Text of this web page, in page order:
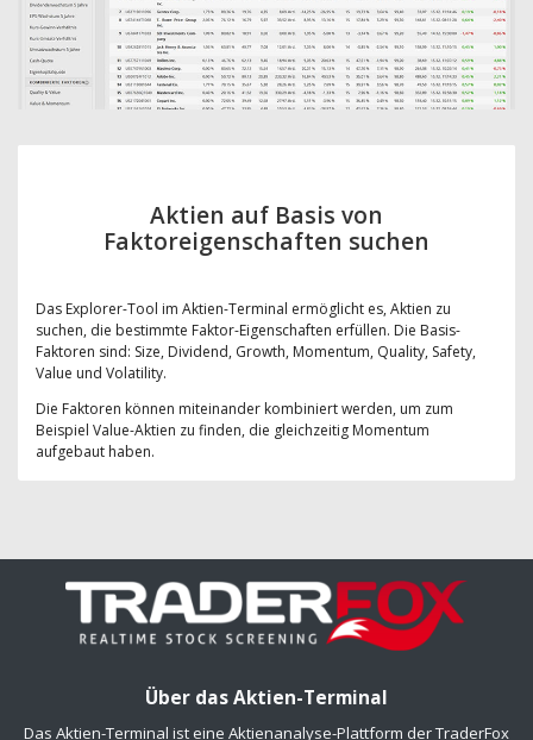
Aktien auf Basis von
Faktoreigenschaften suchen
Das Explorer-Tool im Aktien-Terminal ermöglicht es, Aktien zu
suchen, die bestimmte Faktor-Eigenschaften erfüllen. Die Basis-
Faktoren sind: Size, Dividend, Growth, Momentum, Quality, Safety,
Value und Volatility.
Die Faktoren können miteinander kombiniert werden, um zum
Beispiel Value-Aktien zu finden, die gleichzeitig Momentum
aufgebaut haben.
Über das Aktien-Terminal
Das Aktien-Terminal ist eine Aktienanalyse-Plattform der TraderFox